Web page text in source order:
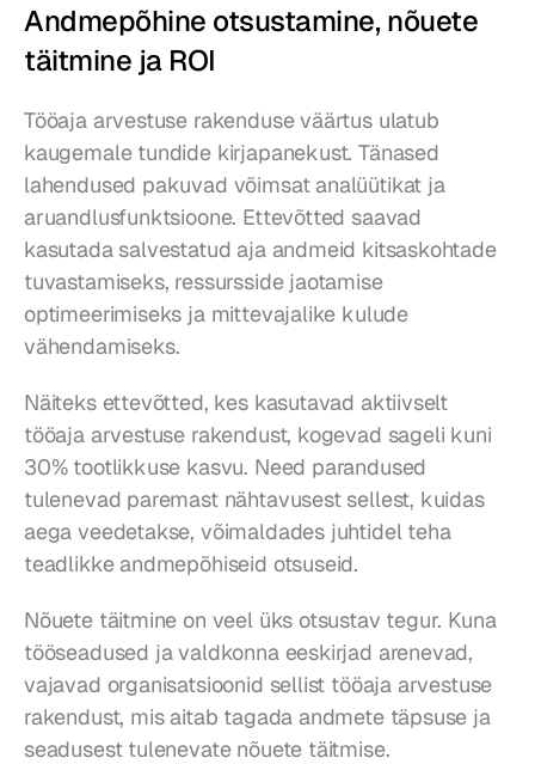
Andmepõhine otsustamine, nõuete
täitmine ja ROI
Tööaja arvestuse rakenduse väärtus ulatub
kaugemale tundide kirjapanekust. Tänased
lahendused pakuvad võimsat analüütikat ja
aruandlusfunktsioone. Ettevõtted saavad
kasutada salvestatud aja andmeid kitsaskohtade
tuvastamiseks, ressursside jaotamise
optimeerimiseks ja mittevajalike kulude
vähendamiseks.
Näiteks ettevõtted, kes kasutavad aktiivselt
tööaja arvestuse rakendust, kogevad sageli kuni
30% tootlikkuse kasvu. Need parandused
tulenevad paremast nähtavusest sellest, kuidas
aega veedetakse, võimaldades juhtidel teha
teadlikke andmepõhiseid otsuseid.
Nõuete täitmine on veel üks otsustav tegur. Kuna
tööseadused ja valdkonna eeskirjad arenevad,
vajavad organisatsioonid sellist tööaja arvestuse
rakendust, mis aitab tagada andmete täpsuse ja
seadusest tulenevate nõuete täitmise.